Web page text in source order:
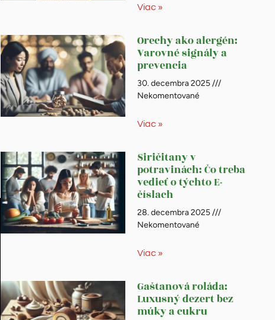
Viac »
Orechy ako alergén:
Varovné signály a
prevencia
30. decembra 2025
Nekomentované
Viac »
Siričitany v
potravinách: Čo treba
vedieť o týchto E-
číslach
28. decembra 2025
Nekomentované
Viac »
Gaštanová roláda:
Luxusný dezert bez
múky a cukru